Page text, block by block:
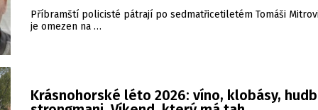
Příbramští policisté pátrají po sedmatřicetiletém Tomáši
je omezen na …
Krásnohorské léto 2026: víno, klobásy,